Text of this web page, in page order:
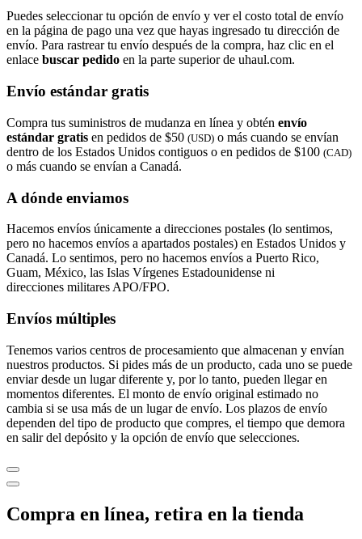
Puedes seleccionar tu opción de envío y ver el costo total de envío
en la página de pago una vez que hayas ingresado tu dirección de
envío. Para rastrear tu envío después de la compra, haz clic en el
enlace buscar pedido​​​​​​​ en la parte superior de uhaul.com.
Envío estándar gratis
Compra tus suministros de mudanza en línea y obtén envío
estándar gratis en pedidos de $50 (USD) o más cuando se envían
dentro de los Estados Unidos contiguos o en pedidos de $100 (CAD)
o más cuando se envían a Canadá.
A dónde enviamos
Hacemos envíos únicamente a direcciones postales (lo sentimos,
pero no hacemos envíos a apartados postales) en Estados Unidos y
Canadá. Lo sentimos, pero no hacemos envíos a Puerto Rico,
Guam, México, las Islas Vírgenes Estadounidense ni
direcciones militares APO/FPO.
Envíos múltiples
Tenemos varios centros de procesamiento que almacenan y envían
nuestros productos. Si pides más de un producto, cada uno se puede
enviar desde un lugar diferente y, por lo tanto, pueden llegar en
momentos diferentes. El monto de envío original estimado no
cambia si se usa más de un lugar de envío. Los plazos de envío
dependen del tipo de producto que compres, el tiempo que demora
en salir del depósito y la opción de envío que selecciones.
Compra en línea, retira en la tienda